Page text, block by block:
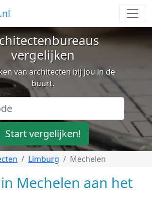
vergelijken
van architecten bij jou in de
buurt.
Start vergelijken!
Limburg Mechelen
Mechelen aan het